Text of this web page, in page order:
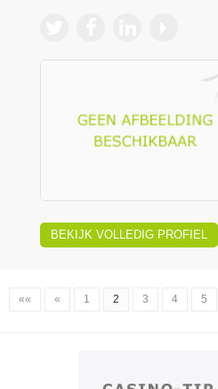
BEKIJK VOLLEDIG PROFIEL
«« « 1 2 3 4 5